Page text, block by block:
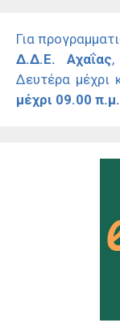
Για
Δ.Δ.Ε. Αχαΐας,
Δευτέρα μέχρι
μέχρι 09.00 π.μ.